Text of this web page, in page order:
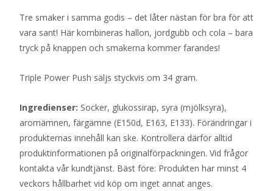
Tre smaker i samma godis – det låter nästan för bra för att
vara sant! Här kombineras hallon, jordgubb och cola – bara
tryck på knappen och smakerna kommer farandes!
Triple Power Push säljs styckvis om 34 gram.
Ingredienser: Socker, glukossirap, syra (mjölksyra),
aromämnen, färgämne (E150d, E163, E133). Förändringar i
produkternas innehåll kan ske. Kontrollera därför alltid
produktinformationen på originalförpackningen. Vid frågor
kontakta vår kundtjänst. Bäst före: Produkten har minst 4
veckors hållbarhet vid köp om inget annat anges.